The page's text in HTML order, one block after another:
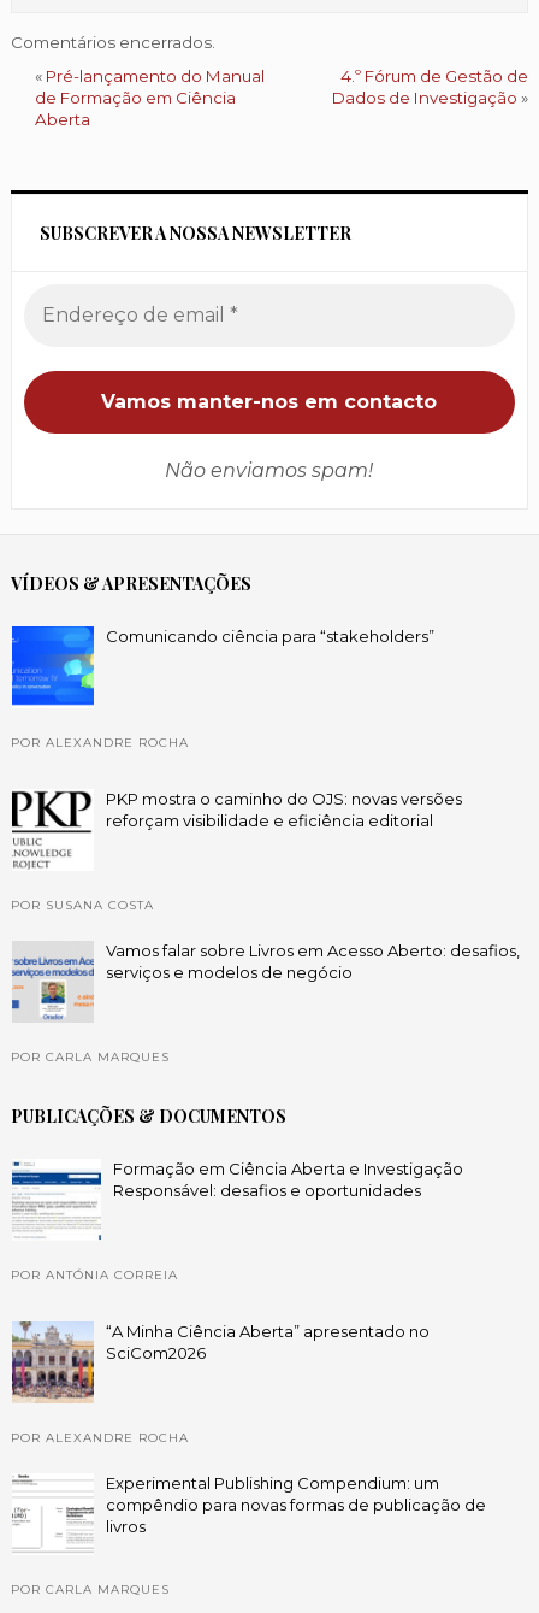
Comentários encerrados.
« Pré-lançamento do Manual
de Formação em Ciência
Aberta
4.º Fórum de Gestão de
Dados de Investigação »
SUBSCREVER A NOSSA NEWSLETTER
Não enviamos spam!
VÍDEOS & APRESENTAÇÕES
Comunicando ciência para “stakeholders”
POR ALEXANDRE ROCHA
PKP mostra o caminho do OJS: novas versões
reforçam visibilidade e eficiência editorial
POR SUSANA COSTA
Vamos falar sobre Livros em Acesso Aberto: desafios,
serviços e modelos de negócio
POR CARLA MARQUES
PUBLICAÇÕES & DOCUMENTOS
Formação em Ciência Aberta e Investigação
Responsável: desafios e oportunidades
POR ANTÓNIA CORREIA
“A Minha Ciência Aberta” apresentado no
SciCom2026
POR ALEXANDRE ROCHA
Experimental Publishing Compendium: um
compêndio para novas formas de publicação de
livros
POR CARLA MARQUES